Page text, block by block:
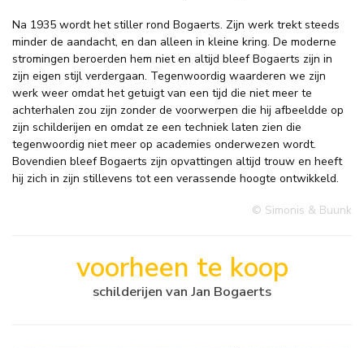
Na 1935 wordt het stiller rond Bogaerts. Zijn werk trekt steeds
minder de aandacht, en dan alleen in kleine kring. De moderne
stromingen beroerden hem niet en altijd bleef Bogaerts zijn in
zijn eigen stijl verdergaan. Tegenwoordig waarderen we zijn
werk weer omdat het getuigt van een tijd die niet meer te
achterhalen zou zijn zonder de voorwerpen die hij afbeeldde op
zijn schilderijen en omdat ze een techniek laten zien die
tegenwoordig niet meer op academies onderwezen wordt.
Bovendien bleef Bogaerts zijn opvattingen altijd trouw en heeft
hij zich in zijn stillevens tot een verassende hoogte ontwikkeld.
© Simonis & Buunk
voorheen te koop
schilderijen van Jan Bogaerts